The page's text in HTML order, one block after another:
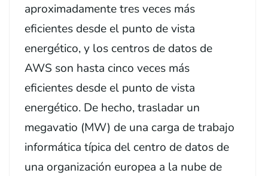
aproximadamente tres veces más
eficientes desde el punto de vista
energético, y los centros de datos de
AWS son hasta cinco veces más
eficientes desde el punto de vista
energético. De hecho, trasladar un
megavatio (MW) de una carga de trabajo
informática típica del centro de datos de
una organización europea a la nube de